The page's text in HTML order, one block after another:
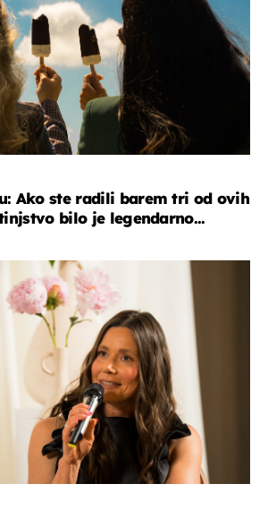
Ako ste radili barem tri od ovih
bilo je legendarno...